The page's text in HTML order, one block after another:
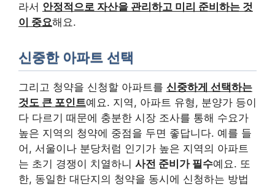
라서 안정적으로 자산을 관리하고 미리 준비하는 것
이 중요해요.
신중한 아파트 선택
그리고 청약을 신청할 아파트를 신중하게 선택하는
것도 큰 포인트예요. 지역, 아파트 유형, 분양가 등이
다 다르기 때문에 충분한 시장 조사를 통해 수요가
높은 지역의 청약에 중점을 두면 좋답니다. 예를 들
어, 서울이나 분당처럼 인기가 높은 지역의 아파트
는 초기 경쟁이 치열하니 사전 준비가 필수예요. 또
한, 동일한 대단지의 청약을 동시에 신청하는 방법